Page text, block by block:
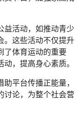
益活动，如推动青少
。这些活动不仅提升
了体育运动的重要
，提高身心素质。
平台传播正能量，
讨论，为整个社会营